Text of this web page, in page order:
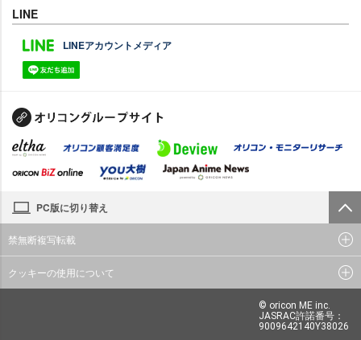
LINE
LINEアカウントメディア
PC版に切り替え
禁無断複写転載
クッキーの使用について
© oricon ME inc.
JASRAC許諾番号：
9009642140Y38026